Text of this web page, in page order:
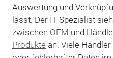
Auswertung und
lässt. Der IT-Spezialist
zwischen OEM und
Produkte an. Viele